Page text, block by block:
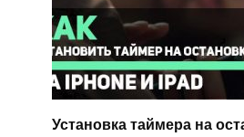
Установка таймера на